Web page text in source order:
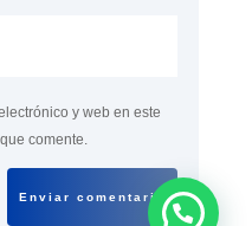
y web en este
comente.
Enviar comentario